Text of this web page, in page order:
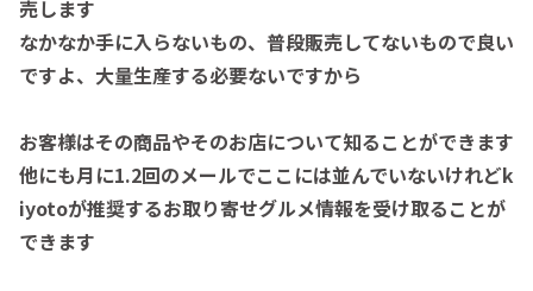
売します
なかなか手に入らないもの、普段販売してないもので良い
ですよ、大量生産する必要ないですから
お客様はその商品やそのお店について知ることができます
他にも月に1.2回のメールでここには並んでいないけれどk
iyotoが推奨するお取り寄せグルメ情報を受け取ることが
できます